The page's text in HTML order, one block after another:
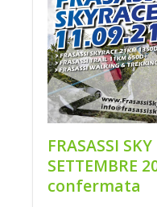
FRASASSI
SETTEMBRE
confermata